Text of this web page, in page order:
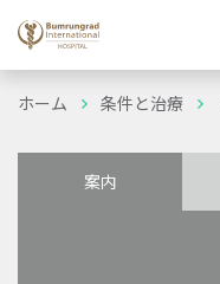
ホーム 条件と治療
案内